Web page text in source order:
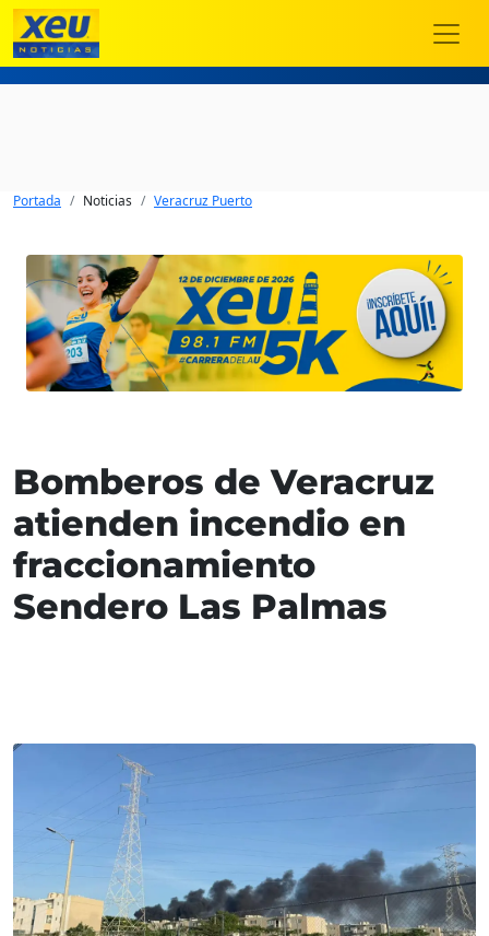
Portada Noticias Veracruz Puerto
Bomberos de Veracruz
atienden incendio en
fraccionamiento
Sendero Las Palmas